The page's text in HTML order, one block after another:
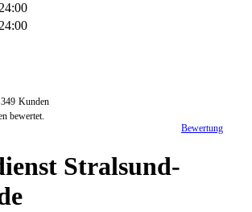
349 Kunden
bewertet.
Bewertung
Stralsund-